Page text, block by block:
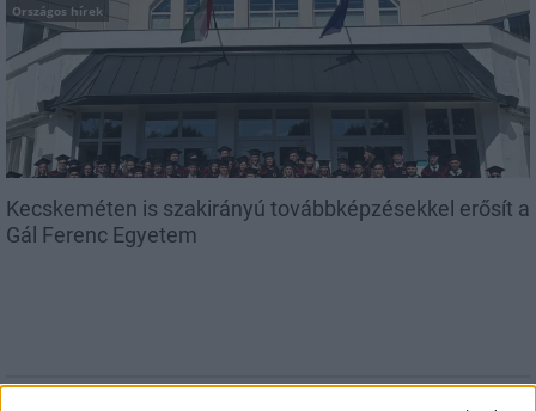
Országos hírek
Kecskeméten is szakirányú továbbképzésekkel erősít a
Gál Ferenc Egyetem